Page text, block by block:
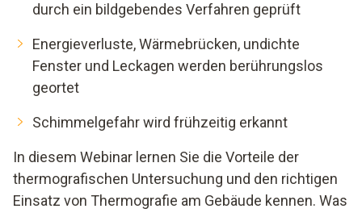
durch ein bildgebendes Verfahren geprüft
Energieverluste, Wärmebrücken, undichte
Fenster und Leckagen werden berührungslos
geortet
Schimmelgefahr wird frühzeitig erkannt
In diesem Webinar lernen Sie die Vorteile der
thermografischen Untersuchung und den richtigen
Einsatz von Thermografie am Gebäude kennen. Was